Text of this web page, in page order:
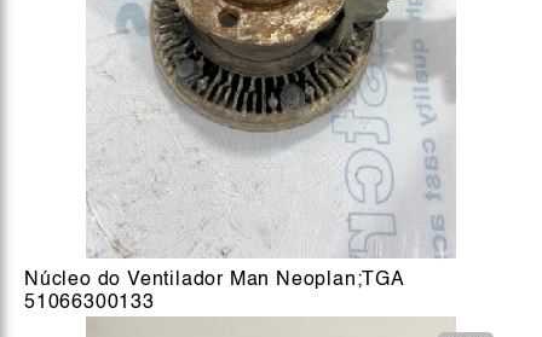
Núcleo do Ventilador Man Neoplan;TGA
51066300133